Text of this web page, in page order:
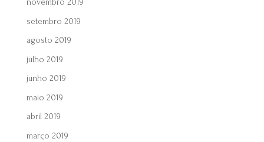
novembro 2019
setembro 2019
agosto 2019
julho 2019
junho 2019
maio 2019
abril 2019
março 2019